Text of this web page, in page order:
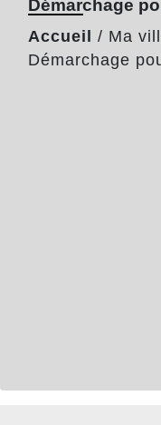
Démarchage
Accueil / Ma
Démarchage